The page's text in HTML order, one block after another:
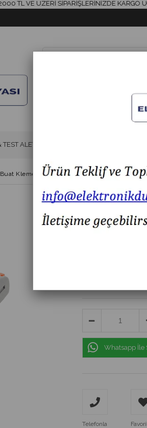
VE ÜZERİ SİPARİŞLERİNİZDE KARGO
ALETLERİ
Klemensi CH-224
IC-272A
Whatsapp İle
Telefonla